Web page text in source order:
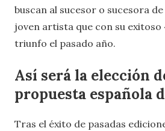
buscan al sucesor o sucesora de
joven artista que con su exitoso
triunfo el pasado año.
Así será la elección
propuesta española
Tras el éxito de pasadas